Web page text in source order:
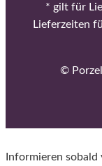
* gilt für
Lieferzeiten
©
Informieren sobald